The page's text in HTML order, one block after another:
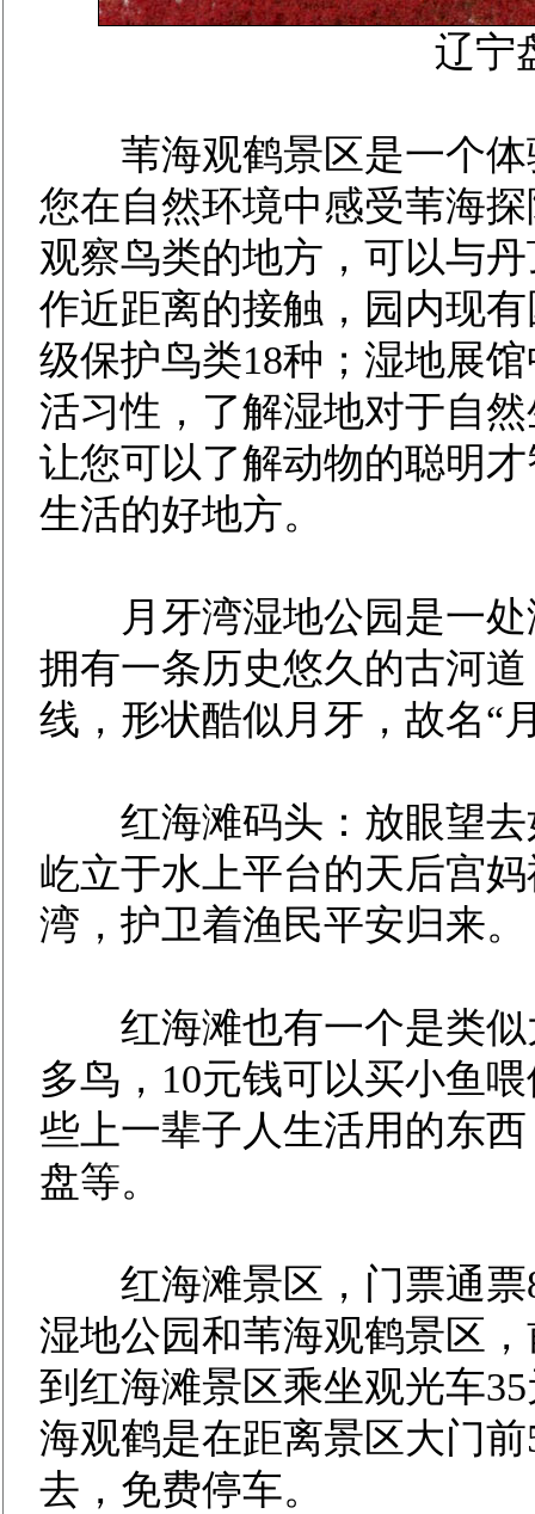
辽宁
苇海观鹤景区是一个体
您在自然环境中感受苇海
观察鸟类的地方，可以与
作近距离的接触，园内现
级保护鸟类18种；湿地展
活习性，了解湿地对于自
让您可以了解动物的聪明
生活的好地方。
月牙湾湿地公园是一处
拥有一条历史悠久的古河
线，形状酷似月牙，故名“
红海滩码头：放眼望去
屹立于水上平台的天后宫
湾，护卫着渔民平安归来
红海滩也有一个是类似
多鸟，10元钱可以买小鱼
些上一辈子人生活用的东
盘等。
红海滩景区，门票通票
湿地公园和苇海观鹤景区
到红海滩景区乘坐观光车
海观鹤是在距离景区大门
去，免费停车。